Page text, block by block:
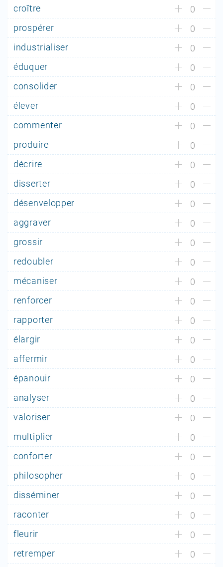
croître
0
prospérer
0
industrialiser
0
éduquer
0
consolider
0
élever
0
commenter
0
produire
0
décrire
0
disserter
0
désenvelopper
0
aggraver
0
grossir
0
redoubler
0
mécaniser
0
renforcer
0
rapporter
0
élargir
0
affermir
0
épanouir
0
analyser
0
valoriser
0
multiplier
0
conforter
0
philosopher
0
disséminer
0
raconter
0
fleurir
0
retremper
0